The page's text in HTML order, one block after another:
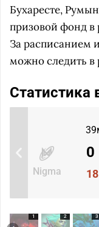
Бухаресте,
призовой фонд в
За расписанием
можно следить в
Статистика
Nigma
0
18
1 2 3